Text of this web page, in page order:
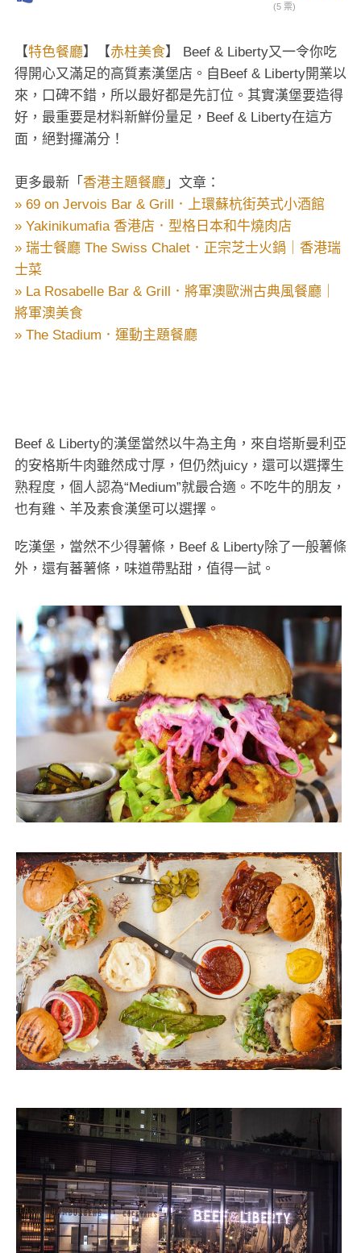
(5 票)
【特色餐廳】【赤柱美食】 Beef & Liberty又一令你吃
得開心又滿足的高質素漢堡店。自Beef & Liberty開業以
來，口碑不錯，所以最好都是先訂位。其實漢堡要造得
好，最重要是材料新鮮份量足，Beef & Liberty在這方
面，絕對攞滿分！
更多最新「 香港主題餐廳 」文章：
» 69 on Jervois Bar & Grill．上環蘇杭街英式小酒館
» Yakinikumafia 香港店．型格日本和牛燒肉店
» 瑞士餐廳 The Swiss Chalet．正宗芝士火鍋｜香港瑞
士菜
» La Rosabelle Bar & Grill．將軍澳歐洲古典風餐廳｜
將軍澳美食
» The Stadium．運動主題餐廳
Beef & Liberty的漢堡當然以牛為主角，來自塔斯曼利亞
的安格斯牛肉雖然成寸厚，但仍然juicy，還可以選擇生
熟程度，個人認為“Medium”就最合適。不吃牛的朋友，
也有雞、羊及素食漢堡可以選擇。
吃漢堡，當然不少得薯條，Beef & Liberty除了一般薯條
外，還有蕃薯條，味道帶點甜，值得一試。